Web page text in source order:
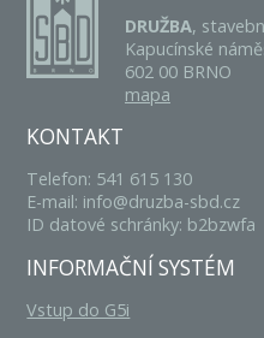
DRUŽBA,
Kapucínské
602 00 BRNO
mapa
KONTAKT
Telefon: 541 615 130
E-mail: info@druzba-sbd.cz
ID datové schránky: b2bzwfa
INFORMAČNÍ SYSTÉM
Vstup do G5i